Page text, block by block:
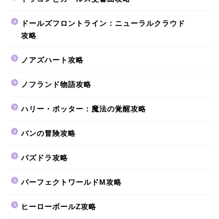
ドールズフロントライン：ニューラルクラウド
攻略
ノアズハート攻略
ノフランド物語攻略
ハリー・ポッター：魔法の覚醒攻略
バンの冒険攻略
パズドラ攻略
パーフェクトワールドM攻略
ヒーローボールZ攻略